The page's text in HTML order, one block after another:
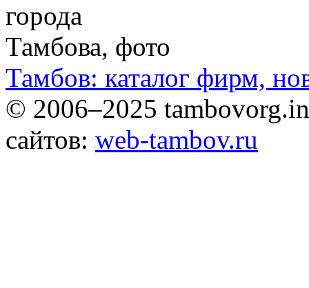
Тамбов: каталог фирм,
© 2006–2025
сайтов: web-tambov.ru